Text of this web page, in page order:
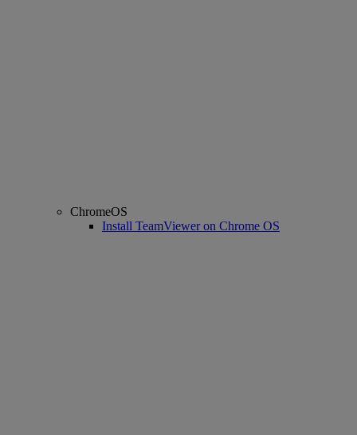
ChromeOS
Install TeamViewer on Chrome OS